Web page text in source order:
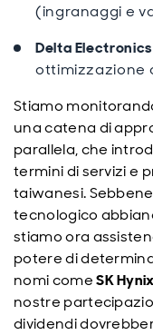
(ingranaggi e
Delta Electronics
ottimizzazione
Stiamo
una catena di
parallela, che
termini di servizi e
taiwanesi.
tecnologico
stiamo ora
potere di
nomi comeSK Hynix
nostre
dividendi